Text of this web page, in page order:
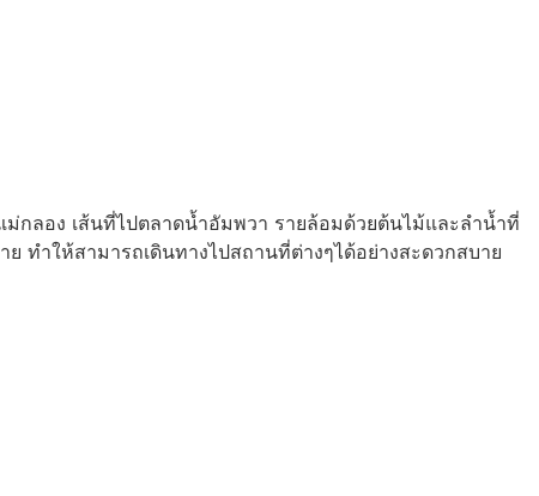
กลอง เส้นที่ไปตลาดน้ำอัมพวา รายล้อมด้วยต้นไม้และลำน้ำที่
ทำให้สามารถเดินทางไปสถานที่ต่างๆได้อย่างสะดวกสบาย